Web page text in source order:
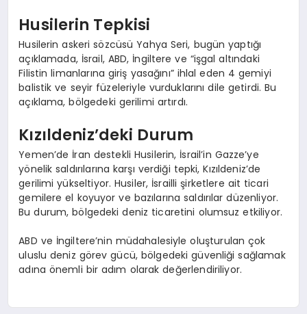
Husilerin Tepkisi
Husilerin askeri sözcüsü Yahya Seri, bugün yaptığı
açıklamada, İsrail, ABD, İngiltere ve “işgal altındaki
Filistin limanlarına giriş yasağını” ihlal eden 4 gemiyi
balistik ve seyir füzeleriyle vurduklarını dile getirdi. Bu
açıklama, bölgedeki gerilimi artırdı.
Kızıldeniz’deki Durum
Yemen’de İran destekli Husilerin, İsrail’in Gazze’ye
yönelik saldırılarına karşı verdiği tepki, Kızıldeniz’de
gerilimi yükseltiyor. Husiler, İsrailli şirketlere ait ticari
gemilere el koyuyor ve bazılarına saldırılar düzenliyor.
Bu durum, bölgedeki deniz ticaretini olumsuz etkiliyor.
ABD ve İngiltere’nin müdahalesiyle oluşturulan çok
uluslu deniz görev gücü, bölgedeki güvenliği sağlamak
adına önemli bir adım olarak değerlendiriliyor.